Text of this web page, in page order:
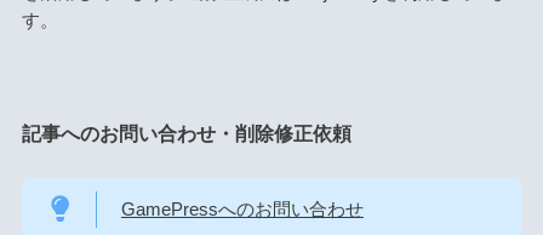
す。
記事へのお問い合わせ・削除修正依頼
GamePressへのお問い合わせ